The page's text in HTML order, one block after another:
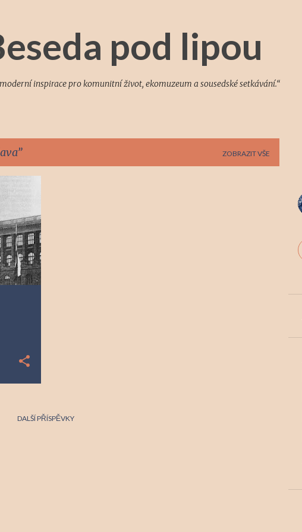
pod lipou
inspirace pro komunitní život, ekomuzeum a sousedské setkávání.“
ZOBRAZIT VŠE
DALŠÍ PŘÍSPĚVKY